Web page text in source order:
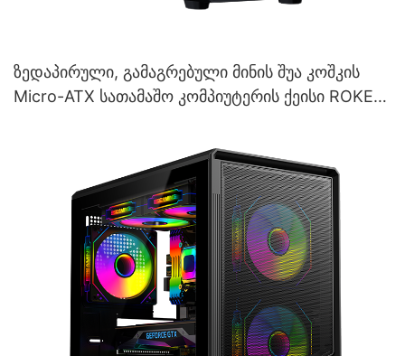
ზედაპირული, გამაგრებული მინის შუა კოშკის
Micro-ATX სათამაშო კომპიუტერის ქეისი ROKE